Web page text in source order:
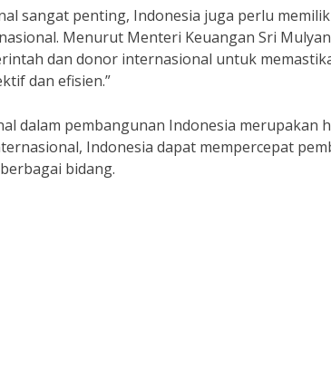
sangat penting, Indonesia juga perlu
Menurut Menteri Keuangan Sri
dan donor internasional untuk
dan efisien.”
dalam pembangunan Indonesia merupakan
Indonesia dapat mempercepat
bidang.